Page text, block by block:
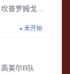
未开始
高美尔B队